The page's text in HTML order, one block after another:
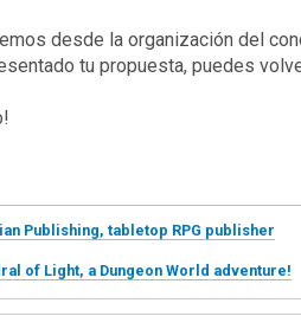
desde la organización del
tu propuesta, puedes
Publishing, tabletop RPG publisher
of Light, a Dungeon World adventure!